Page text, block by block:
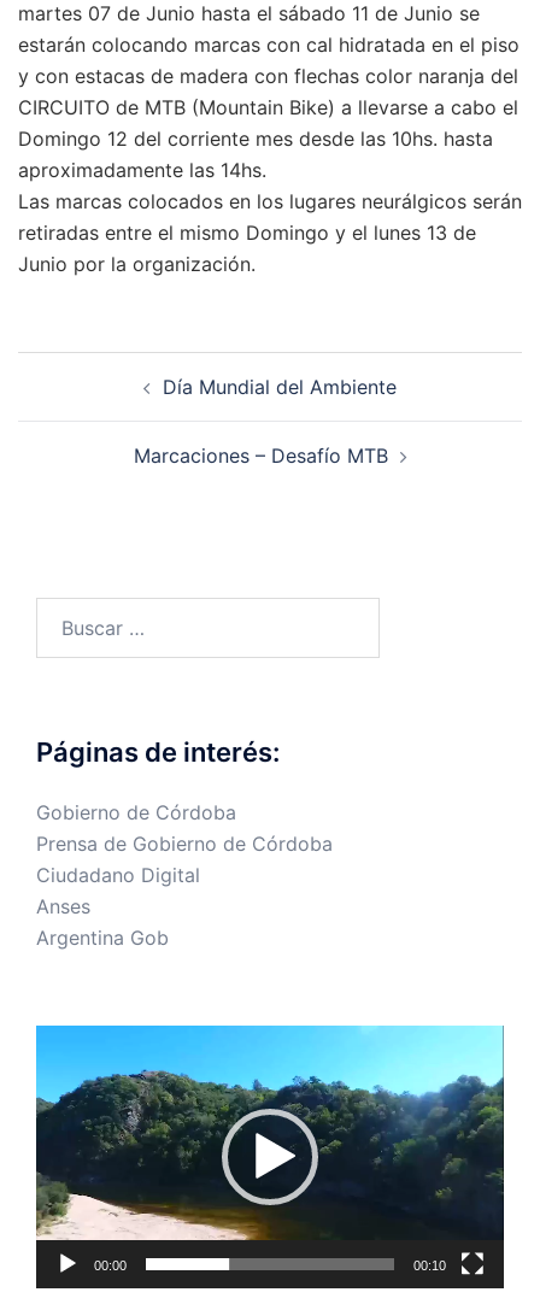
martes 07 de Junio hasta el sábado 11 de Junio se
estarán colocando marcas con cal hidratada en el piso
y con estacas de madera con flechas color naranja del
CIRCUITO de MTB (Mountain Bike) a llevarse a cabo el
Domingo 12 del corriente mes desde las 10hs. hasta
aproximadamente las 14hs.
Las marcas colocados en los lugares neurálgicos serán
retiradas entre el mismo Domingo y el lunes 13 de
Junio por la organización.
Día Mundial del Ambiente
Marcaciones – Desafío MTB
Páginas de interés:
Gobierno de Córdoba
Prensa de Gobierno de Córdoba
Ciudadano Digital
Anses
Argentina Gob
vídeo
00:00 00:10